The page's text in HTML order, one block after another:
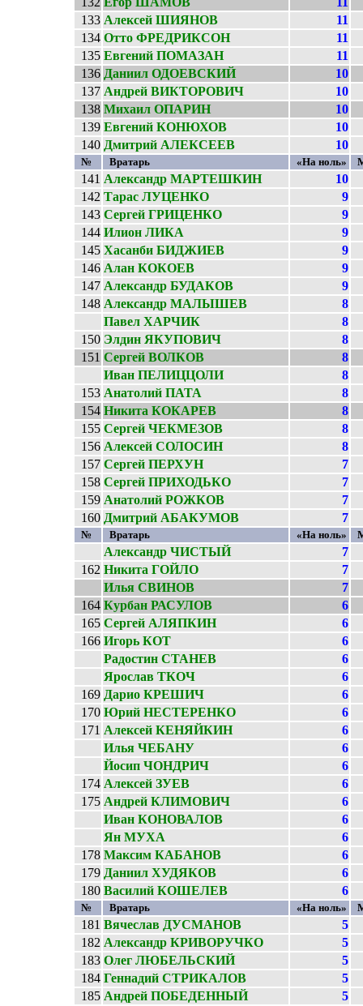
133 Алексей ШИЯНОВ
11
134 Отто ФРЕДРИКСОН
11
135 Евгений ПОМАЗАН
11
136 Даниил ОДОЕВСКИЙ
10
137 Андрей ВИКТОРОВИЧ
10
138 Михаил ОПАРИН
10
139 Евгений КОНЮХОВ
10
140 Дмитрий АЛЕКСЕЕВ 10
№ Вратарь «На ноль»
141 Александр МАРТЕШКИН
10
142 Тарас ЛУЦЕНКО
9
143 Сергей ГРИЦЕНКО
9
144 Илион ЛИКА
9
145 Хасанби БИДЖИЕВ
9
146 Алан КОКОЕВ
9
147 Александр БУДАКОВ
9
148 Александр МАЛЫШЕВ
8
Павел ХАРЧИК
8
150 Элдин ЯКУПОВИЧ
8
151 Сергей ВОЛКОВ
8
Иван ПЕЛИЦЦОЛИ
8
153 Анатолий ПАТА
8
154 Никита КОКАРЕВ
8
155 Сергей ЧЕКМЕЗОВ
8
156 Алексей СОЛОСИН
8
157 Сергей ПЕРХУН
7
158 Сергей ПРИХОДЬКО
7
159 Анатолий РОЖКОВ
7
160 Дмитрий АБАКУМОВ 7
№ Вратарь «На ноль»
Александр ЧИСТЫЙ
7
162 Никита ГОЙЛО
7
Илья СВИНОВ
7
164 Курбан РАСУЛОВ
6
165 Сергей АЛЯПКИН
6
166 Игорь КОТ
6
Радостин СТАНЕВ
6
Ярослав ТКОЧ
6
169 Дарио КРЕШИЧ
6
170 Юрий НЕСТЕРЕНКО
6
171 Алексей КЕНЯЙКИН
6
Илья ЧЕБАНУ
6
Йосип ЧОНДРИЧ
6
174 Алексей ЗУЕВ
6
175 Андрей КЛИМОВИЧ
6
Иван КОНОВАЛОВ
6
Ян МУХА
6
178 Максим КАБАНОВ
6
179 Даниил ХУДЯКОВ
6
180 Василий КОШЕЛЕВ 6
№ Вратарь «На ноль»
181 Вячеслав ДУСМАНОВ
5
182 Александр КРИВОРУЧКО
5
183 Олег ЛЮБЕЛЬСКИЙ
5
184 Геннадий СТРИКАЛОВ
5
185 Андрей ПОБЕДЕННЫЙ
5